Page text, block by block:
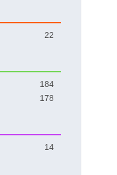
22
184
178
14